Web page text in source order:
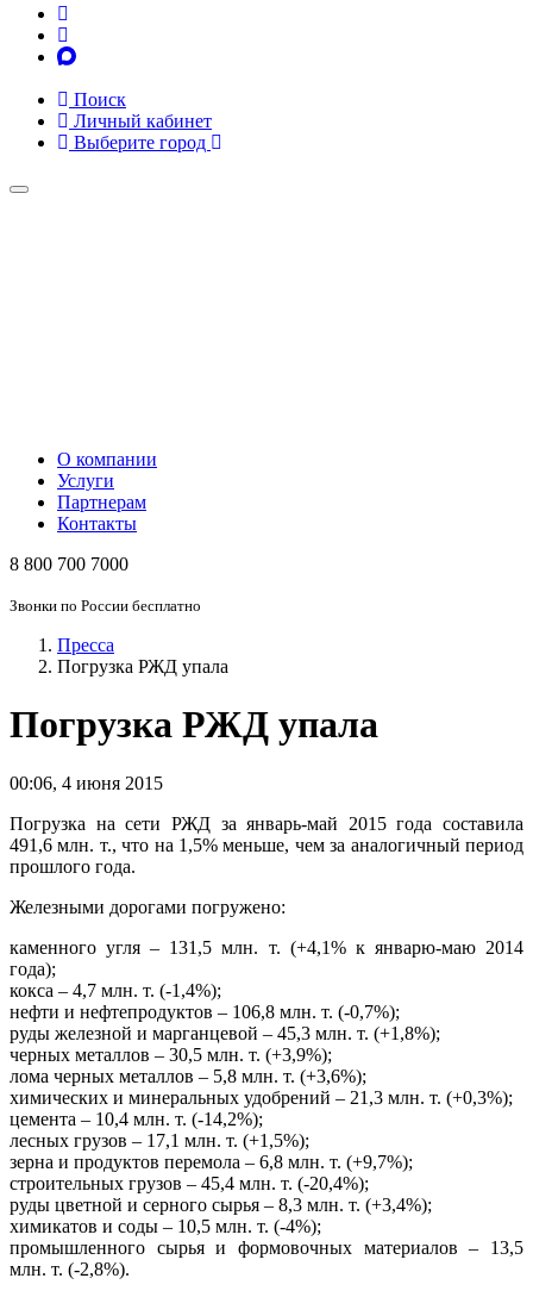
Поиск
Личный кабинет
Выберите город
Toggle
О компании
Услуги
Партнерам
Контакты
8 800 700 7000
Звонки по России бесплатно
Пресса
Погрузка РЖД упала
Погрузка РЖД упала
00:06, 4 июня 2015
Погрузка на сети РЖД за январь-май 2015 года составила
491,6 млн. т., что на 1,5% меньше, чем за аналогичный период
прошлого года.
Железными дорогами погружено:
каменного угля – 131,5 млн. т. (+4,1% к январю-маю 2014
года);
кокса – 4,7 млн. т. (-1,4%);
нефти и нефтепродуктов – 106,8 млн. т. (-0,7%);
руды железной и марганцевой – 45,3 млн. т. (+1,8%);
черных металлов – 30,5 млн. т. (+3,9%);
лома черных металлов – 5,8 млн. т. (+3,6%);
химических и минеральных удобрений – 21,3 млн. т. (+0,3%);
цемента – 10,4 млн. т. (-14,2%);
лесных грузов – 17,1 млн. т. (+1,5%);
зерна и продуктов перемола – 6,8 млн. т. (+9,7%);
строительных грузов – 45,4 млн. т. (-20,4%);
руды цветной и серного сырья – 8,3 млн. т. (+3,4%);
химикатов и соды – 10,5 млн. т. (-4%);
промышленного сырья и формовочных материалов – 13,5
млн. т. (-2,8%).